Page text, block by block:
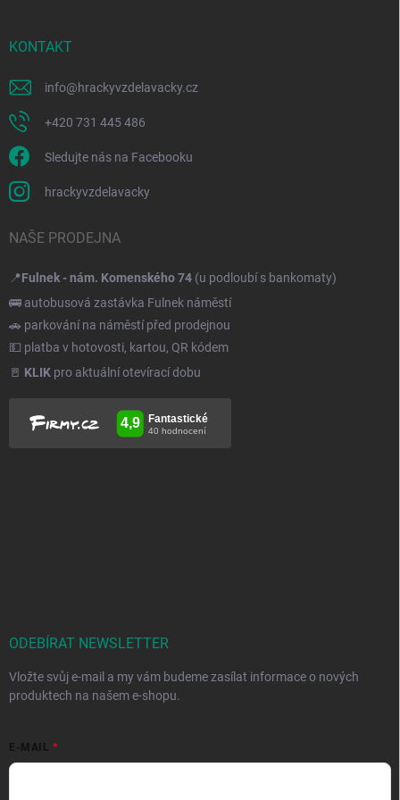
KONTAKT
info@hrackyvzdelavacky.cz
+420 731 445 486
Sledujte nás na Facebooku
hrackyvzdelavacky
NAŠE PRODEJNA
📍Fulnek - nám. Komenského 74 (u podloubí s bankomaty)
🚌 autobusová zastávka Fulnek náměstí
🚗 parkování na náměstí před prodejnou
💵 platba v hotovosti, kartou, QR kódem
🚪 KLIK pro aktuální otevírací dobu
ODEBÍRAT NEWSLETTER
Vložte svůj e-mail a my vám budeme zasílat informace o nových
produktech na našem e-shopu.
E-MAIL